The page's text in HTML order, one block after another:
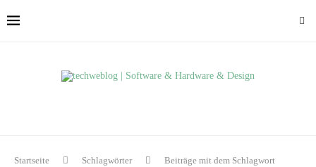
Startseite Schlagwörter
Beiträge mit dem Schlagwort